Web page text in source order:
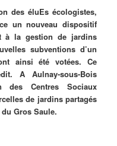
des éluEs écologistes,
un nouveau dispositif
à la gestion de jardins
subventions d’un
ainsi été votées. Ce
A Aulnay-sous-Bois
des Centres Sociaux
de jardins partagés
Gros Saule.